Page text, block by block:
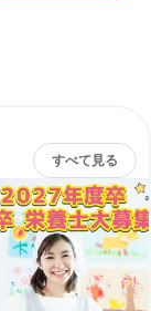
すべて見る